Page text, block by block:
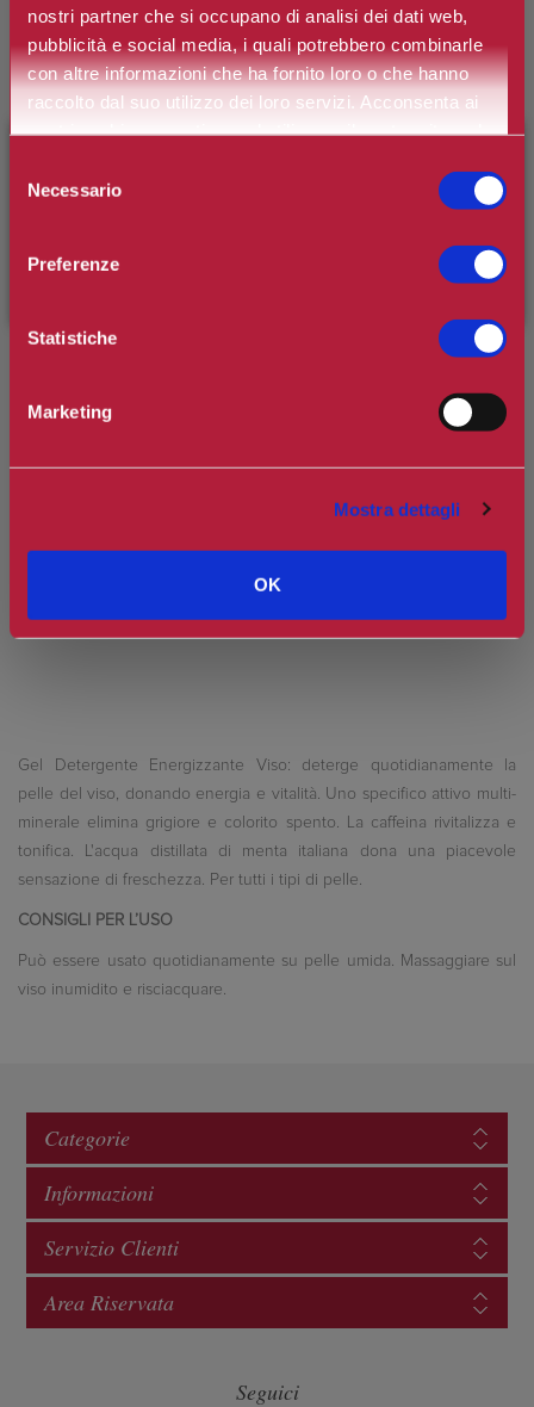
nostri partner che si occupano di analisi dei dati web,
pubblicità e social media, i quali potrebbero combinarle
con altre informazioni che ha fornito loro o che hanno
raccolto dal suo utilizzo dei loro servizi. Acconsenta ai
nostri cookie se continua ad utilizzare il nostro sito web.
delNecessario
Preferenze
Statistiche
Marketing
Mostra dettagli
OK
Marchio: Collistar
Art. n. 8015150007245
Disponibilità: Si
Spedizione in Italia gratuita se il carrello supera i 60€
Gel Detergente Energizzante Viso: deterge quotidianamente la
pelle del viso, donando energia e vitalità. Uno specifico attivo multi-
minerale elimina grigiore e colorito spento. La caffeina rivitalizza e
tonifica. L'acqua distillata di menta italiana dona una piacevole
sensazione di freschezza. Per tutti i tipi di pelle.
CONSIGLI PER L’USO
Può essere usato quotidianamente su pelle umida. Massaggiare sul
viso inumidito e risciacquare.
Categorie
Informazioni
Servizio Clienti
Area Riservata
Seguici
inserendo il codice